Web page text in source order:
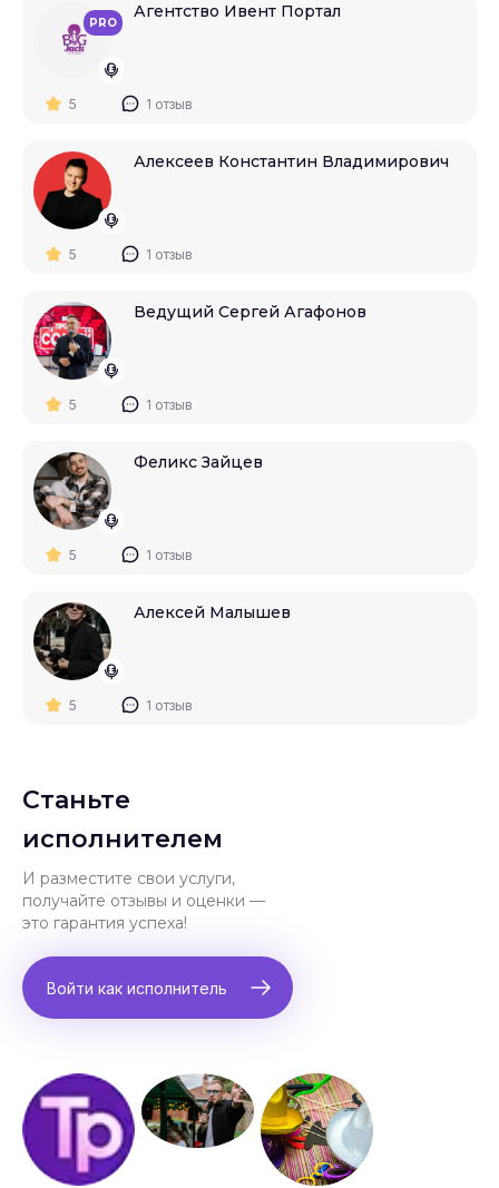
PRO
Агентство Ивент Портал
5 1 отзыв
Алексеев Константин Владимирович
5 1 отзыв
Ведущий Сергей Агафонов
5 1 отзыв
Феликс Зайцев
5 1 отзыв
Алексей Малышев
5 1 отзыв
Станьте
исполнителем
И разместите свои услуги,
получайте отзывы и оценки —
это гарантия успеха!
Войти как исполнитель